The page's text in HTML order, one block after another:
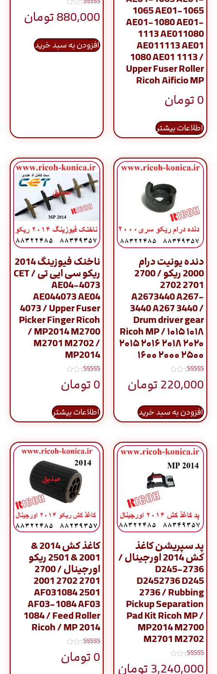
1065 AE01-1065
AE01-1080 AE01-
1113 AE011080
AE011113 AE01
1080 AE01 1113 /
Upper Fuser Roller
Ricoh Aificio MP
0تومان
اطلاعات بیشتر
نمره
5.00
از 5
880,000تومان
افزودن به سبد خرید
دنده یونیت درام
2000 ریکو / 2700
2701 2702
A2673440 A267-
3440 A267 3440 /
Drum driver gear
Ricoh MP / ۱۰۱۵ ۱۰۱۸
۲۰۱۵ ۲۰۱۶ ۲۰۱۸ ۲۰۲۰
۱۶۰۰ ۲۰۰۰ ۲۵۰۰
نمره
5.00
از 5
220,000تومان
افزودن به سبد خرید
ناخنک فیوزینگ 2014
ریکو سی ایی تی CET /
AE04-4073
AE044073 AE04
4073 / Upper Fuser
Picker Finger Ricoh
/ MP2014 M2700
M2701 M2702 /
MP2014
نمره
5.00
از 5
0تومان
اطلاعات بیشتر
پد سپریشن کاغذ
کش 2014 اورجینال /
D245-2736
D2452736 D245
2736 / Rubbing
Pickup Separation
Pad Kit Ricoh MP /
MP2014 M2700
M2701 M2702
نمره
5.00
3,240,000تومان
کاغذ کش 2014 &
2001 & 2501 ریکو
اورجینال / 2700
2701 2702 2001
2501 AF031084
AF03-1084 AF03
1084 / Feed Roller
Ricoh / MP 2014
نمره
5.00
از 5
0تومان